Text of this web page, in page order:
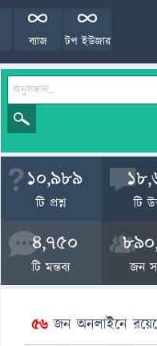
টপ ইউজার
ব্যাজ
10,989
টি প্রশ্ন টি
4,750
টি মন্তব্য জন
56 জন অনলাইনে